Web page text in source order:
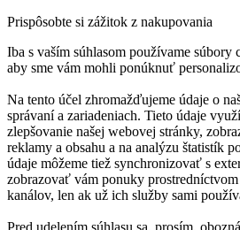
Prispôsobte si zážitok z nakupovania
Iba s vaším súhlasom používame súbory
aby sme vám mohli ponúknuť
Na tento účel zhromažďujeme údaje o
správaní a zariadeniach. Tieto údaje
zlepšovanie našej webovej stránky,
reklamy a obsahu a na analýzu štatistík
údaje môžeme tiež synchronizovať s
zobrazovať vám ponuky
kanálov, len ak už ich služby sami
Pred udelením súhlasu sa, prosím,